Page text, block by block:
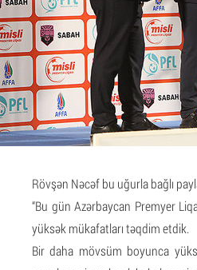
Rövşən Nəcəf bu uğurla bağlı
“Bu gün Azərbaycan Premyer
yüksək mükafatları təqdim etdik.
Bir daha mövsüm boyunca